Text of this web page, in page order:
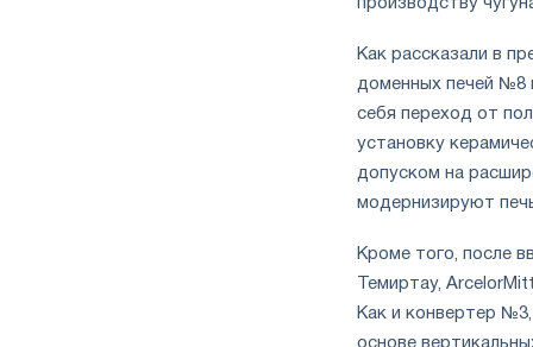
производству
Как рассказали в
доменных печей №8
себя переход от
установку
допуском на
модернизируют
Кроме того, после
Темиртау,
Как и конвертер